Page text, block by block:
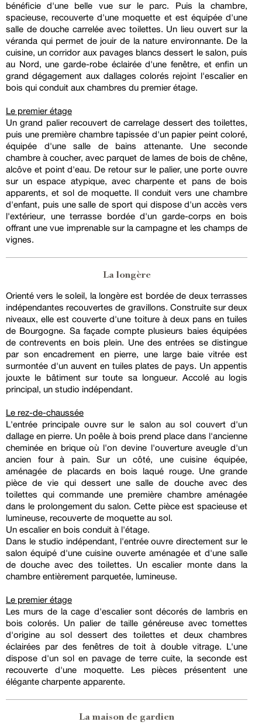
bénéficie d'une belle vue sur le parc. Puis la chambre,
spacieuse, recouverte d'une moquette et est équipée d'une
salle de douche carrelée avec toilettes. Un lieu ouvert sur la
véranda qui permet de jouir de la nature environnante. De la
cuisine, un corridor aux pavages blancs dessert le salon, puis
au Nord, une garde-robe éclairée d'une fenêtre, et enfin un
grand dégagement aux dallages colorés rejoint l'escalier en
bois qui conduit aux chambres du premier étage.
Le premier étage
Un grand palier recouvert de carrelage dessert des toilettes,
puis une première chambre tapissée d'un papier peint coloré,
équipée d'une salle de bains attenante. Une seconde
chambre à coucher, avec parquet de lames de bois de chêne,
alcôve et point d'eau. De retour sur le palier, une porte ouvre
sur un espace atypique, avec charpente et pans de bois
apparents, et sol de moquette. Il conduit vers une chambre
d'enfant, puis une salle de sport qui dispose d'un accès vers
l'extérieur, une terrasse bordée d'un garde-corps en bois
offrant une vue imprenable sur la campagne et les champs de
vignes.
La longère
Orienté vers le soleil, la longère est bordée de deux terrasses
indépendantes recouvertes de gravillons. Construite sur deux
niveaux, elle est couverte d'une toiture à deux pans en tuiles
de Bourgogne. Sa façade compte plusieurs baies équipées
de contrevents en bois plein. Une des entrées se distingue
par son encadrement en pierre, une large baie vitrée est
surmontée d'un auvent en tuiles plates de pays. Un appentis
jouxte le bâtiment sur toute sa longueur. Accolé au logis
principal, un studio indépendant.
Le rez-de-chaussée
L'entrée principale ouvre sur le salon au sol couvert d'un
dallage en pierre. Un poêle à bois prend place dans l'ancienne
cheminée en brique où l'on devine l'ouverture aveugle d'un
ancien four à pain. Sur un côté, une cuisine équipée,
aménagée de placards en bois laqué rouge. Une grande
pièce de vie qui dessert une salle de douche avec des
toilettes qui commande une première chambre aménagée
dans le prolongement du salon. Cette pièce est spacieuse et
lumineuse, recouverte de moquette au sol.
Un escalier en bois conduit à l'étage.
Dans le studio indépendant, l'entrée ouvre directement sur le
salon équipé d'une cuisine ouverte aménagée et d'une salle
de douche avec des toilettes. Un escalier monte dans la
chambre entièrement parquetée, lumineuse.
Le premier étage
Les murs de la cage d'escalier sont décorés de lambris en
bois colorés. Un palier de taille généreuse avec tomettes
d'origine au sol dessert des toilettes et deux chambres
éclairées par des fenêtres de toit à double vitrage. L'une
dispose d'un sol en pavage de terre cuite, la seconde est
recouverte d'une moquette. Les pièces présentent une
élégante charpente apparente.
La maison de gardien